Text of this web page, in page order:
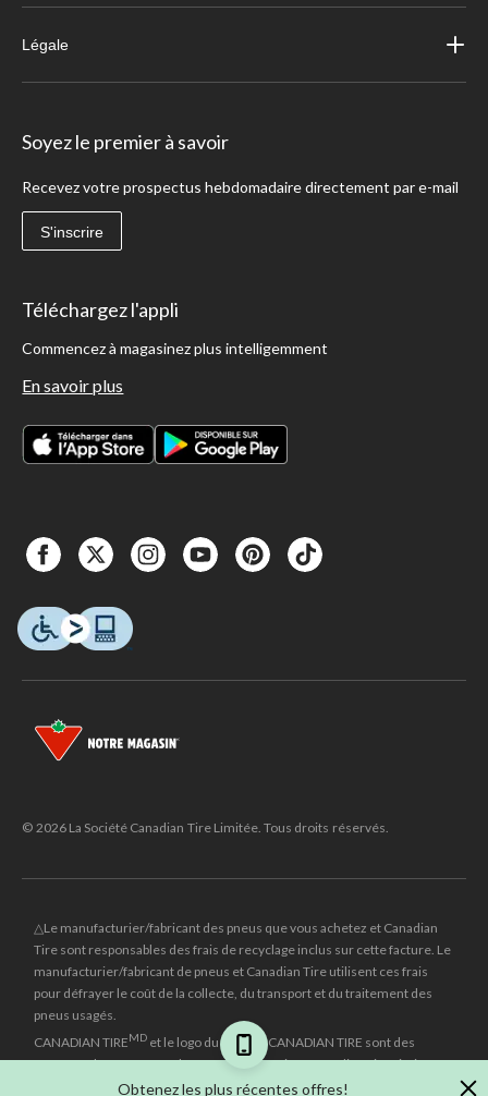
Obtenez les plus récentes offres!
Légale
Soyez le premier à savoir
Recevez votre prospectus hebdomadaire directement par e-mail
S'inscrire
Téléchargez l'appli
Commencez à magasinez plus intelligemment
En savoir plus
© 2026 La Société Canadian Tire Limitée. Tous droits réservés.
△Le manufacturier/fabricant des pneus que vous achetez et Canadian
Tire sont responsables des frais de recyclage inclus sur cette facture. Le
manufacturier/fabricant de pneus et Canadian Tire utilisent ces frais
pour défrayer le coût de la collecte, du transport et du traitement des
pneus usagés.
CANADIAN TIREMD et le logo du triangle CANADIAN TIRE sont des
marques de commerce déposées de la Société Canadian Tire Limitée.